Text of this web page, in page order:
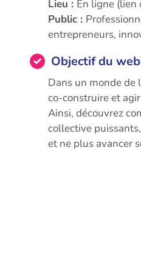
Lieu : En ligne (lien
Public :
entrepreneurs,
Objectif du
Dans un monde de
co-construire et
Ainsi, découvrez
collective
et ne plus avancer